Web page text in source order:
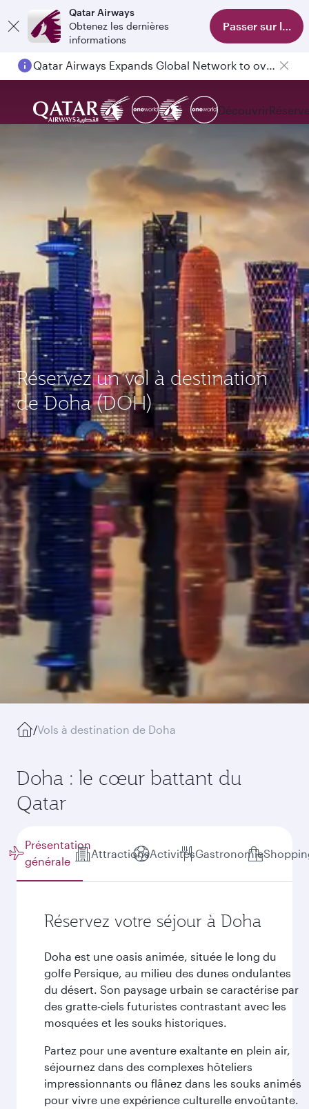
Qatar Airways
Obtenez les dernières
informations
Passer sur
Passengers flying between Doha and Auckland on QR914 and QR915
Découvrir
Réservez un vol à destination
de Doha (DOH)
/Vols à destination de Doha
Doha : le cœur battant du
Qatar
Présentation
générale
AttractionsActivitésGastronomie
Réservez votre séjour à Doha
Doha est une oasis animée, située le long du
golfe Persique, au milieu des dunes ondulantes
du désert. Son paysage urbain se caractérise par
des gratte-ciels futuristes contrastant avec les
mosquées et les souks historiques.
Partez pour une aventure exaltante en plein air,
séjournez dans des complexes hôteliers
impressionnants ou flânez dans les souks animés
pour vivre une expérience culturelle envoûtante.